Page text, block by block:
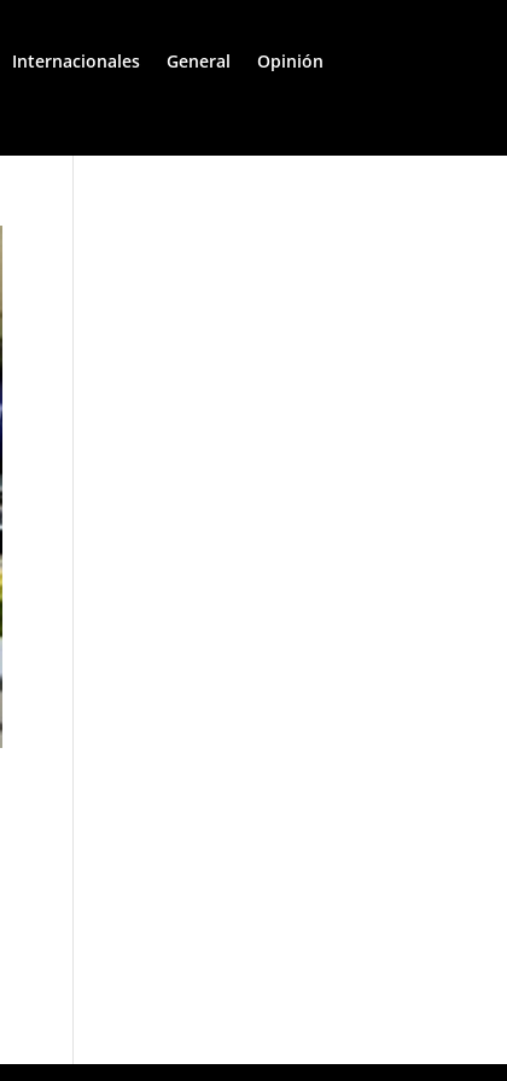
Internacionales General Opinión